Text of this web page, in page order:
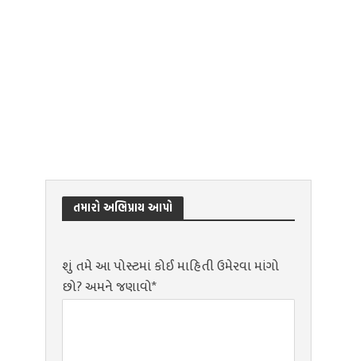
તમારો અભિપ્રાય આપો
શું તમે આ પોસ્ટમાં કોઈ માહિતી ઉમેરવા માંગો
છો? અમને જણાવો*